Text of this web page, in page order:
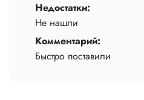
Недостатки:
Не нашли
Комментарий:
Быстро поставили